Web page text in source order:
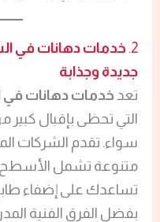
2. خدمات دهانات في
جديدة وجذابة
تعد خدمات دهانات في
التي تحظى بإقبال كبير
سواء. تقدم الشركات
متنوعة تشمل الأسطح
تساعدك على إضفاء
بفضل الفرق الفنية